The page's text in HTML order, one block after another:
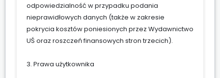
odpowiedzialność w przypadku podania
nieprawidłowych danych (także w zakresie
pokrycia kosztów poniesionych przez Wydawnictwo
UŚ oraz roszczeń finansowych stron trzecich).
3. Prawa użytkownika